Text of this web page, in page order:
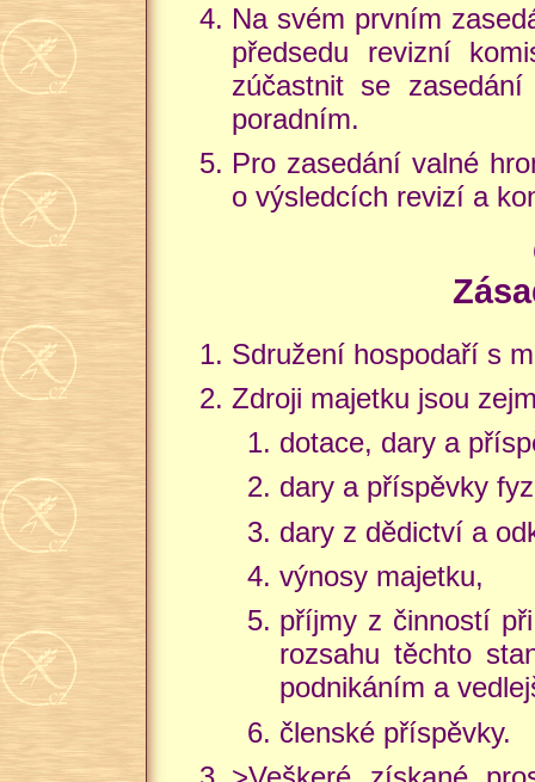
Na svém prvním
předsedu revizní
zúčastnit se
poradním.
Pro zasedání valné
o výsledcích revizí a
Sdružení hospodaří s
Zdroji majetku jsou
dotace, dary a
dary a příspěvky
dary z dědictví a
výnosy majetku,
příjmy z činností
rozsahu těchto
podnikáním a
členské příspěvky.